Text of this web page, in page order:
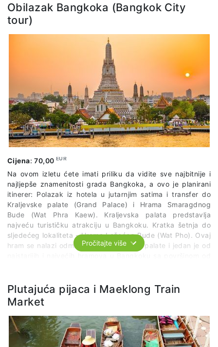
Obilazak Bangkoka (Bangkok City
tour)
Cijena:70,00 EUR
Na ovom izletu ćete imati priliku da vidite sve najbitnije i
najljepše znamenitosti grada Bangkoka, a ovo je planirani
itinerer: Polazak iz hotela u jutarnjim satima i transfer do
Kraljevske palate (Grand Palace) i Hrama Smaragdnog
Bude (Wat Phra Kaew). Kraljevska palata predstavlja
najveću turističku atrakciju u Bangkoku. Kratka šetnja do
sljedećeg lokaliteta - Hrama Ležećeg Bude (Wat Pho). Ovaj
hram se nalazi odmah pored Kraljevske palate i jedan je od
čitav kompleks i nosi naziv. Statua je duga 46 m, visoka 15
m i predstavlja Budu u stanju nirvane, na kraju svojih
reinkarnacija. Wat Pho je također poznat po tradicionalnoj
školi tajlandske masaže. Kratka šetnja do rijeke i prelazak
brodićem na drugu stranu do Hrama Zore (Wat Arun). Ovaj
hram je jedan od najpoznatijih simbola cijelog Tajlanda i
Pročitajte više
Plutajuća pijaca i Maeklong Train
Market